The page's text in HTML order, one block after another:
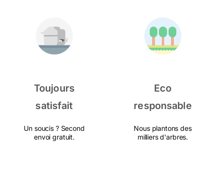
Toujours
satisfait
Un soucis ? Second
envoi gratuit.
Eco
responsable
Nous plantons des
milliers d'arbres.